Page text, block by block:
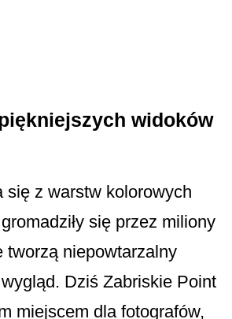
widoków
się z warstw kolorowych
się przez miliony
tworzą niepowtarzalny
Dziś Zabriskie Point
miejscem dla fotografów,